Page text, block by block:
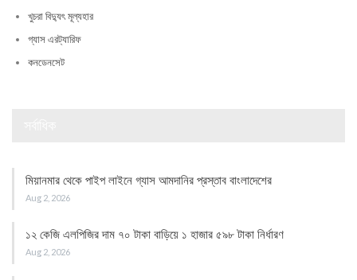
খুচরা বিদ্যুৎ মূল্যহার
গ্যাস এরট্যারিফ
কনডেনসেট
মিয়ানমার থেকে পাইপ লাইনে গ্যাস আমদানির প্রস্তাব বাংলাদেশের
Aug 2, 2026
১২ কেজি এলপিজির দাম ৭০ টাকা বাড়িয়ে ১ হাজার ৫৯৮ টাকা নির্ধারণ
Aug 2, 2026